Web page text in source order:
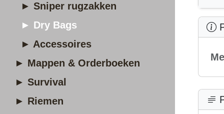
► Sniper rugzakken
► Dry Bags
► Accessoires
► Mappen & Orderboeken
► Survival
► Riemen